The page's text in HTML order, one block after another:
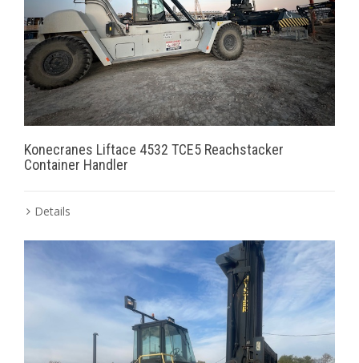
Konecranes Liftace 4532 TCE5 Reachstacker
Container Handler
Details